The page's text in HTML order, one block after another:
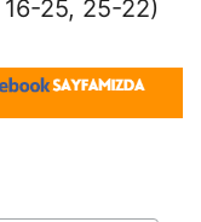
25, 25-22)